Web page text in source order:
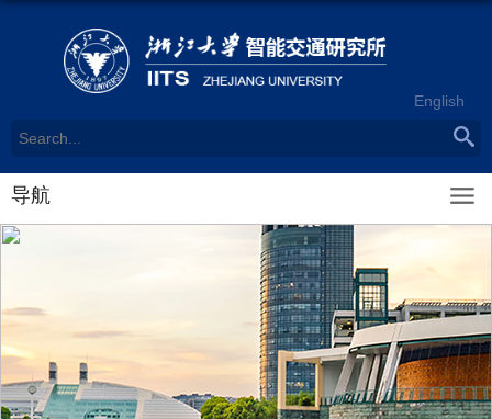
English
导航